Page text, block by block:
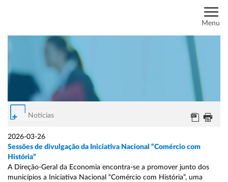
Menu
Notícias
2026-03-26
Sessões de divulgação da Iniciativa Nacional “Comércio com
História”
A Direção-Geral da Economia encontra-se a promover junto dos
municípios a Iniciativa Nacional “Comércio com História”, uma